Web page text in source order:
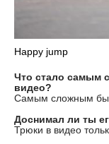
Happy jump
Что стало самым
видео?
Самым сложным
Доснимал ли ты
Трюки в видео